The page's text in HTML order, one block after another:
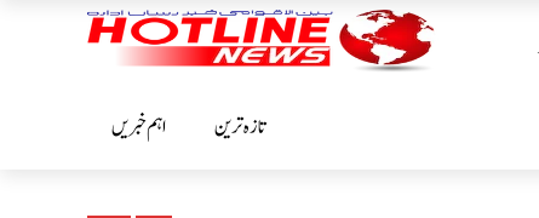
اہم خبریں تازہ ترین